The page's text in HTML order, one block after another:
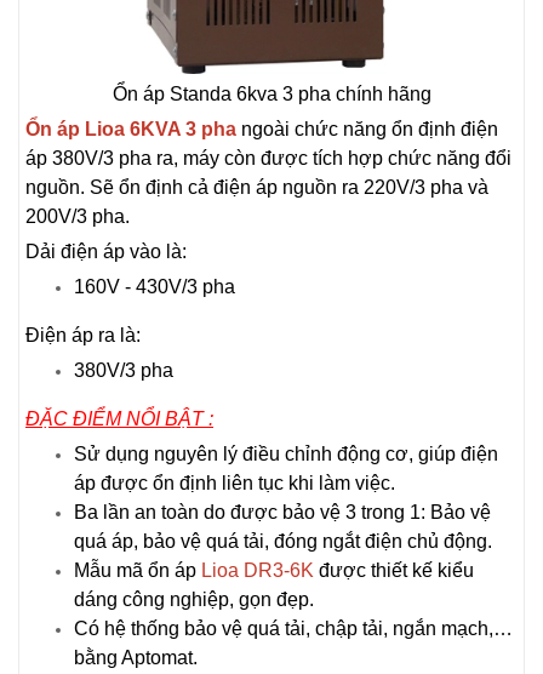
Ổn áp Standa 6kva 3 pha chính hãng
Ổn áp Lioa 6KVA 3 pha ngoài chức năng ổn định điện
áp 380V/3 pha ra, máy còn được tích hợp chức năng đổi
nguồn. Sẽ ổn định cả điện áp nguồn ra 220V/3 pha và
200V/3 pha.
Dải điện áp vào là:
160V - 430V/3 pha
Điện áp ra là:
380V/3 pha
ĐẶC ĐIỂM NỔI BẬT :
Sử dụng nguyên lý điều chỉnh động cơ, giúp điện
áp được ổn định liên tục khi làm việc.
Ba lần an toàn do được bảo vệ 3 trong 1: Bảo vệ
quá áp, bảo vệ quá tải, đóng ngắt điện chủ động.
Mẫu mã ổn áp Lioa DR3-6K được thiết kế kiểu
dáng công nghiệp, gọn đẹp.
Có hệ thống bảo vệ quá tải, chập tải, ngắn mạch,…
bằng Aptomat.